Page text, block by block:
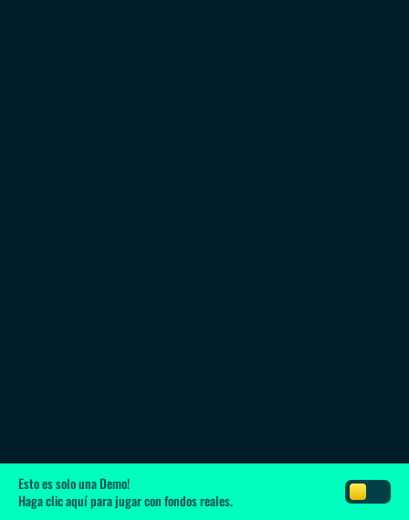
Esto es solo una Demo!
Haga clic aquípara jugar con fondos reales.